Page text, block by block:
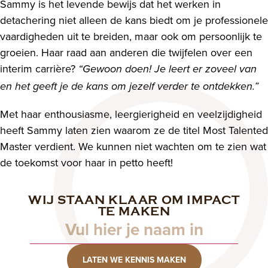
Sammy is het levende bewijs dat het werken in
detachering niet alleen de kans biedt om je professionele
vaardigheden uit te breiden, maar ook om persoonlijk te
groeien. Haar raad aan anderen die twijfelen over een
interim carrière? “Gewoon doen! Je leert er zoveel van
en het geeft je de kans om jezelf verder te ontdekken.”
Met haar enthousiasme, leergierigheid en veelzijdigheid
heeft Sammy laten zien waarom ze de titel Most Talented
Master verdient. We kunnen niet wachten om te zien wat
de toekomst voor haar in petto heeft!
WIJ STAAN KLAAR OM IMPACT
TE MAKEN
Naam
LATEN WE KENNIS MAKEN